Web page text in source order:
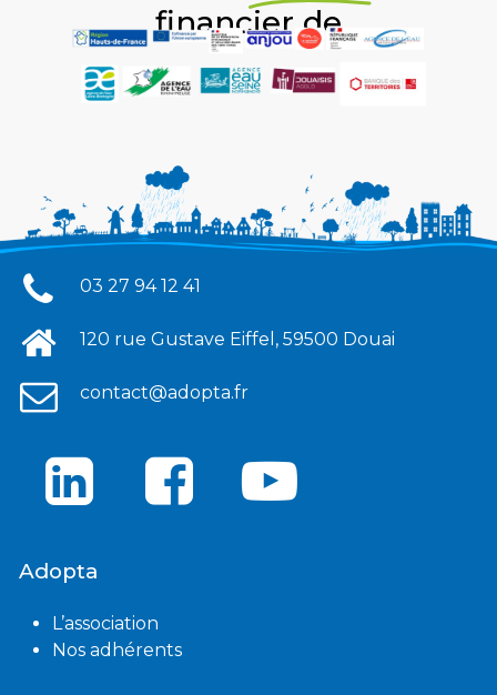
financier de
03 27 94 12 41
120 rue Gustave Eiffel, 59500 Douai
contact@adopta.fr
Adopta
L’association
Nos adhérents